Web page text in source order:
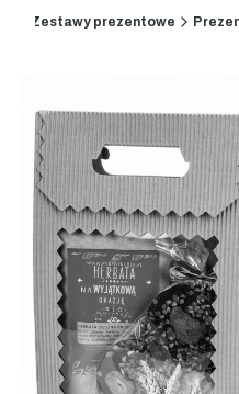
Zestawy prezentowe